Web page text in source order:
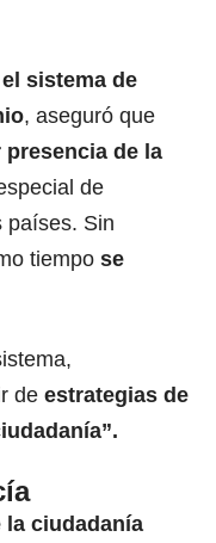
sistema de
, aseguró que
presencia de la
de
países. Sin
tiempo se
de estrategias de
la ciudadanía